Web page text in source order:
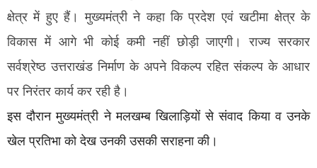
क्षेत्र में हुए हैं। मुख्यमंत्री ने कहा कि प्रदेश एवं खटीमा क्षेत्र के
विकास में आगे भी कोई कमी नहीं छोड़ी जाएगी। राज्य सरकार
सर्वश्रेष्ठ उत्तराखंड निर्माण के अपने विकल्प रहित संकल्प के आधार
पर निरंतर कार्य कर रही है।
इस दौरान मुख्यमंत्री ने मलखम्ब खिलाड़ियों से संवाद किया व उनके
खेल प्रतिभा को देख उनकी उसकी सराहना की।